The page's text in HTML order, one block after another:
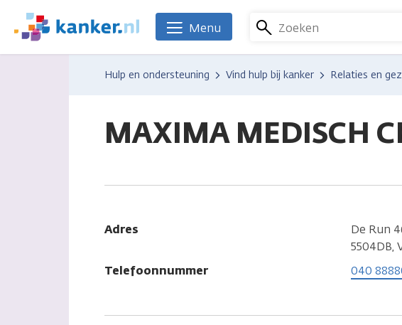
naar
We
zijn
Kanker.nl
Zoeken
Menu
Hulp en ondersteuning Vind hulp bij kanker Relaties en
MAXIMA MEDISCH
Adres
De Run
5504DB,
Telefoonnummer
040